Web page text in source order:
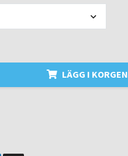
LÄGG I KORGEN